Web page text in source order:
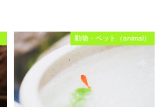
動物・ペット（animal）